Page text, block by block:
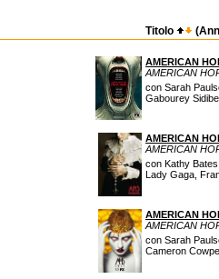
Titolo
AMERICAN
AMERICAN
con Sarah
Gabourey
AMERICAN
AMERICAN
con Kathy
Lady Gaga,
AMERICAN
AMERICAN
con Sarah
Cameron